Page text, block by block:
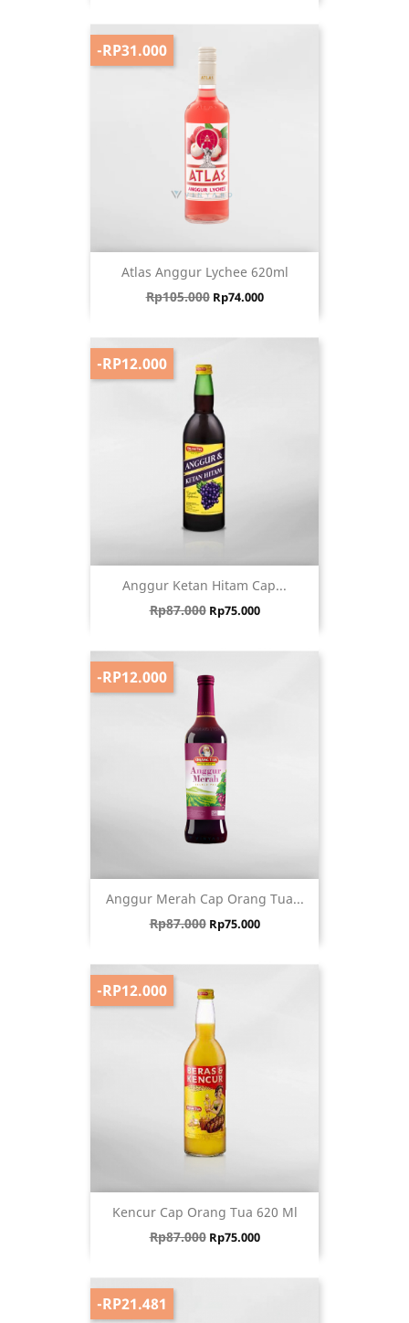
Atlas Anggur Lychee 620ml
Harga biasa
Rp105.000 Harga
Rp74.000
-RP31.000
Anggur Ketan Hitam Cap...
Harga biasa
Rp87.000 Harga
Rp75.000
-RP12.000
Anggur Merah Cap Orang Tua...
Harga biasa
Rp87.000 Harga
Rp75.000
-RP12.000
Kencur Cap Orang Tua 620 Ml
Harga biasa
Rp87.000 Harga
Rp75.000
-RP12.000
-RP21.481